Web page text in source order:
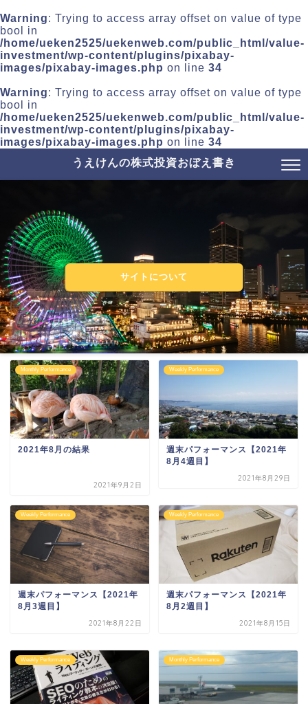
Warning: Trying to access array offset on value of type
bool in
/home/ueken2525/uekenweb.com/public_html/value-
investment/wp-content/plugins/pixabay-
images/pixabay-images.php on line 34
Warning: Trying to access array offset on value of type
bool in
/home/ueken2525/uekenweb.com/public_html/value-
investment/wp-content/plugins/pixabay-
images/pixabay-images.php on line 34
うえけんの株式投資おぼえ書き
サイトについて
Monthly Performance
2021年8月の結果
2021年9月2日
Weekly Performance
週末パフォーマンス【2021年
8月4週目】
2021年8月29日
Weekly Performance
週末パフォーマンス【2021年
8月3週目】
2021年8月22日
Weekly Performance
週末パフォーマンス【2021年
8月2週目】
2021年8月15日
Weekly Performance Monthly Performance